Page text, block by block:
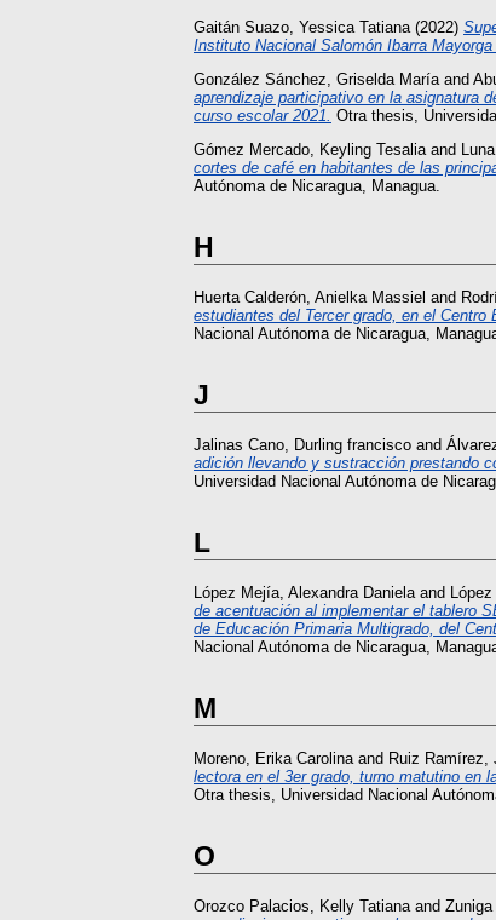
Gaitán Suazo, Yessica Tatiana(2022)
Instituto Nacional Salomón Ibarra
González Sánchez, Griselda María and
aprendizaje participativo en la asignatura
curso escolar 2021. Otra thesis,
Gómez Mercado, Keyling Tesalia and
cortes de café en habitantes de las
Autónoma de Nicaragua, Managua.
H
Huerta Calderón, Anielka Massiel and
estudiantes del Tercer grado, en el
Nacional Autónoma de Nicaragua,
J
Jalinas Cano, Durling francisco and
adición llevando y sustracción prestando
Universidad Nacional Autónoma de
L
López Mejía, Alexandra Danielaand
de acentuación al implementar el tablero
de Educación Primaria Multigrado, del
Nacional Autónoma de Nicaragua,
M
Moreno, Erika Carolinaand Ruiz Ramírez,
lectora en el 3er grado, turno matutino en
Otra thesis, Universidad Nacional
O
Orozco Palacios, Kelly Tatianaand